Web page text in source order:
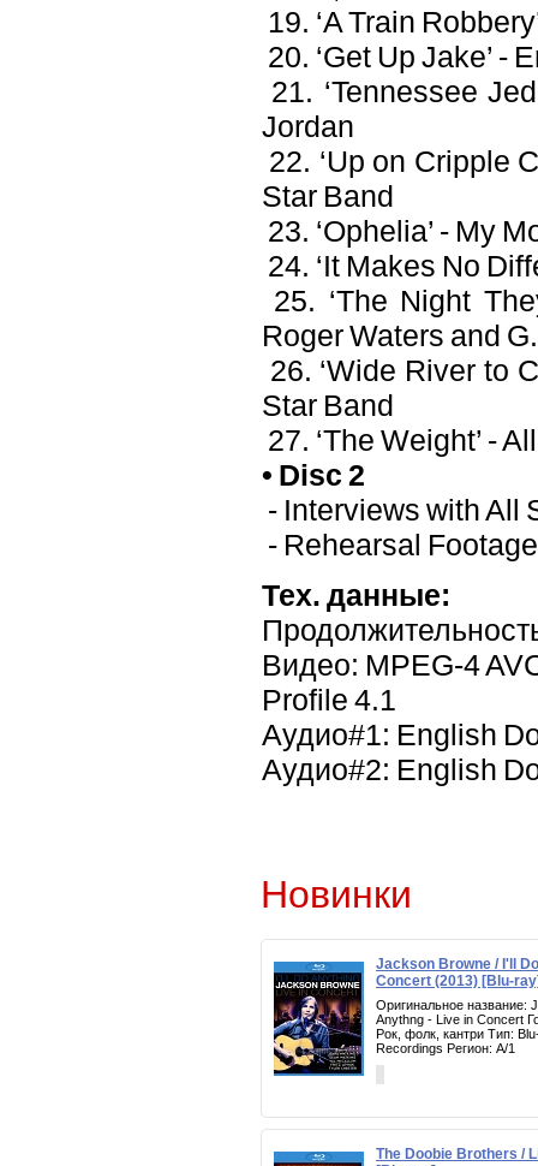
19. ‘A Train
20. ‘Get Up Jake’ -
21. ‘Tennessee
Jordan
22. ‘Up on Cripple
Star Band
23. ‘Ophelia’ - My
24. ‘It Makes No
25. ‘The Night
Roger Waters and
26. ‘Wide River to
Star Band
27. ‘The Weight’ -
• Disc 2
- Interviews with All
- Rehearsal Footage
Тех. данные:
Видео: MPEG-4
Profile 4.1
Аудио#1: English
Аудио#2: English
Новинки
Jackson Browne / I'll
Concert (2013) [Blu-
Оригинальное название:
Anythng - Live in Concert
Рок, фолк, кантри Тип:
Recordings Регион: A/1
The Doobie Brothers /